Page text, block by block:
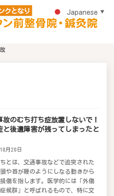
故のむち打ち症放置しないで！
と後遺障害が残ってしまったと
月20日
とは、交通事故などで追突された
や首が鞭のようにしなる動きから
傷を指します。医学的には「外傷
候群」と呼ばれるもので、特に交
Japanese ▼